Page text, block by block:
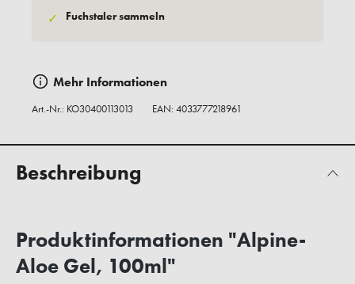
✓ Fuchstaler sammeln
Mehr Informationen
Art.-Nr.: KO30400113013 EAN: 4033777218961
Beschreibung
Produktinformationen "Alpine-
Aloe Gel, 100ml"